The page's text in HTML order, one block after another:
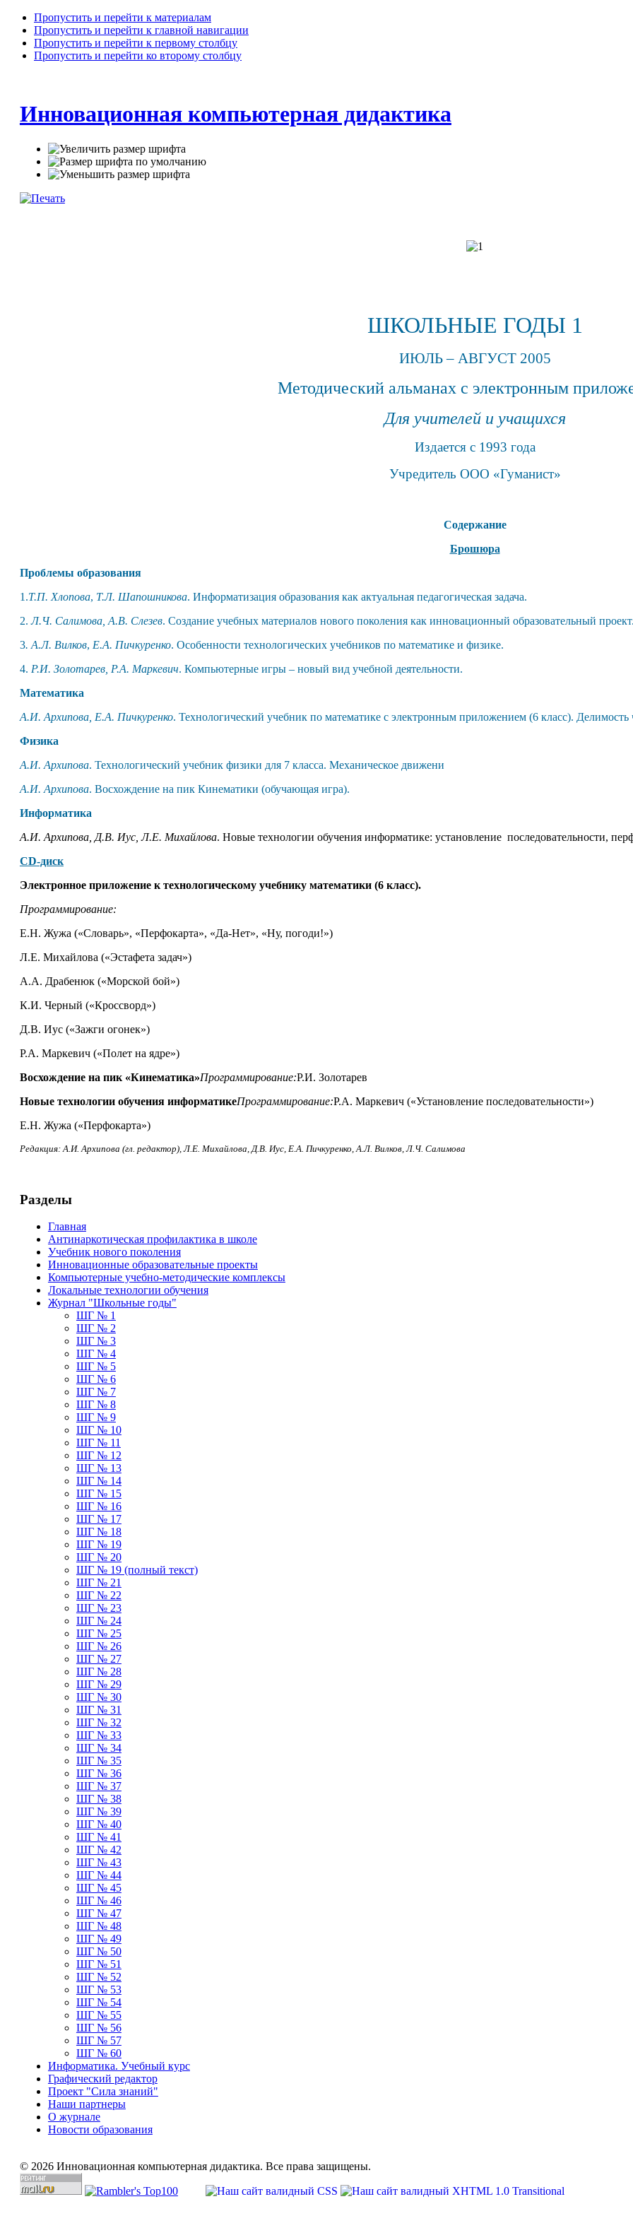
Пропустить и перейти к материалам
Пропустить и перейти к главной навигации
Пропустить и перейти к первому столбцу
Пропустить и перейти ко второму столбцу
Инновационная компьютерная дидактика
ШКОЛЬНЫЕ ГОДЫ 1
ИЮЛЬ – АВГУСТ 2005
Методический альманах с электронным
Для учителей и учащихся
Издается с 1993 года
Учредитель ООО «Гуманист»
Содержание
Брошюра
Проблемы образования
1.Т.П. Хлопова, Т.Л. Шапошникова. Информатизация образования как актуальная педагогическая задача.
2.Л.Ч. Салимова, А.В. Слезев. Создание учебных материалов нового поколения как инновационный образовательный проект.
3. А.Л. Вилков, Е.А. Пичкуренко. Особенности технологических учебников по математике и физике.
4. Р.И. Золотарев, Р.А. Маркевич. Компьютерные игры – новый вид учебной деятельности.
Математика
А.И. Архипова, Е.А. Пичкуренко. Технологический учебник по математике с электронным приложением (6 класс). Делимость
Физика
А.И. Архипова. Технологический учебник физики для 7 класса. Механическое движени
А.И. Архипова. Восхождение на пик Кинематики (обучающая игра).
Информатика
А.И. Архипова, Д.В. Иус, Л.Е. Михайлова. Новые технологии обучения информатике: установление последовательности,
CD-диск
Электронное приложение к технологическому учебнику математики (6 класс).
Программирование:
Е.Н. Жужа («Словарь», «Перфокарта», «Да-Нет», «Ну, погоди!»)
Л.Е. Михайлова («Эстафета задач»)
А.А. Драбенюк («Морской бой»)
К.И. Черный («Кроссворд»)
Д.В. Иус («Зажги огонек»)
Р.А. Маркевич («Полет на ядре»)
Восхождение на пик «Кинематика»Программирование:Р.И. Золотарев
Новые технологии обучения информатикеПрограммирование:Р.А. Маркевич («Установление последовательности»)
Е.Н. Жужа («Перфокарта»)
Редакция: А.И. Архипова (гл. редактор), Л.Е. Михайлова, Д.В. Иус, Е.А. Пичкуренко, А.Л. Вилков, Л.Ч. Салимова
Разделы
Главная
Антинаркотическая профилактика в школе
Учебник нового поколения
Инновационные образовательные проекты
Компьютерные учебно-методические комплексы
Локальные технологии обучения
Журнал "Школьные годы"
ШГ № 1
ШГ № 2
ШГ № 3
ШГ № 4
ШГ № 5
ШГ № 6
ШГ № 7
ШГ № 8
ШГ № 9
ШГ № 10
ШГ № 11
ШГ № 12
ШГ № 13
ШГ № 14
ШГ № 15
ШГ № 16
ШГ № 17
ШГ № 18
ШГ № 19
ШГ № 20
ШГ № 19 (полный текст)
ШГ № 21
ШГ № 22
ШГ № 23
ШГ № 24
ШГ № 25
ШГ № 26
ШГ № 27
ШГ № 28
ШГ № 29
ШГ № 30
ШГ № 31
ШГ № 32
ШГ № 33
ШГ № 34
ШГ № 35
ШГ № 36
ШГ № 37
ШГ № 38
ШГ № 39
ШГ № 40
ШГ № 41
ШГ № 42
ШГ № 43
ШГ № 44
ШГ № 45
ШГ № 46
ШГ № 47
ШГ № 48
ШГ № 49
ШГ № 50
ШГ № 51
ШГ № 52
ШГ № 53
ШГ № 54
ШГ № 55
ШГ № 56
ШГ № 57
ШГ № 60
Информатика. Учебный курс
Графический редактор
Проект "Сила знаний"
Наши партнеры
О журнале
Новости образования
© 2026 Инновационная компьютерная дидактика. Все права защищены.